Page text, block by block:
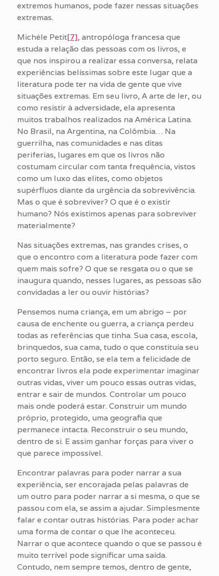
extremos humanos, pode fazer nessas situações
extremas.
Michéle Petit[7], antropóloga francesa que
estuda a relação das pessoas com os livros, e
que nos inspirou a realizar essa conversa, relata
experiências belíssimas sobre este lugar que a
literatura pode ter na vida de gente que vive
situações extremas. Em seu livro, A arte de ler, ou
como resistir à adversidade, ela apresenta
muitos trabalhos realizados na América Latina.
No Brasil, na Argentina, na Colômbia… Na
guerrilha, nas comunidades e nas ditas
periferias, lugares em que os livros não
costumam circular com tanta frequência, vistos
como um luxo das elites, como objetos
supérfluos diante da urgência da sobrevivência.
Mas o que é sobreviver? O que é o existir
humano? Nós existimos apenas para sobreviver
materialmente?
Nas situações extremas, nas grandes crises, o
que o encontro com a literatura pode fazer com
quem mais sofre? O que se resgata ou o que se
inaugura quando, nesses lugares, as pessoas são
convidadas a ler ou ouvir histórias?
Pensemos numa criança, em um abrigo – por
causa de enchente ou guerra, a criança perdeu
todas as referências que tinha. Sua casa, escola,
brinquedos, sua cama, tudo o que constituía seu
porto seguro. Então, se ela tem a felicidade de
encontrar livros ela pode experimentar imaginar
outras vidas, viver um pouco essas outras vidas,
entrar e sair de mundos. Controlar um pouco
mais onde poderá estar. Construir um mundo
próprio, protegido, uma geografia que
permanece intacta. Reconstruir o seu mundo,
dentro de si. E assim ganhar forças para viver o
que parece impossível.
Encontrar palavras para poder narrar a sua
experiência, ser encorajada pelas palavras de
um outro para poder narrar a si mesma, o que se
passou com ela, se assim a ajudar. Simplesmente
falar e contar outras histórias. Para poder achar
uma forma de contar o que lhe aconteceu.
Narrar o que acontece quando o que se passou é
muito terrível pode significar uma saída.
Contudo, nem sempre temos, dentro de gente,